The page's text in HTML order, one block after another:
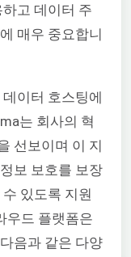
고 데이터 주
매우 중요합니
이터 호스팅에
는 회사의 혁
선보이며 이 지
보 보호를 보장
있도록 지원
우드 플랫폼은
음과 같은 다양